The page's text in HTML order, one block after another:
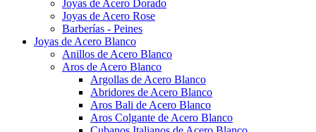
Joyas de Acero Dorado
Joyas de Acero Rose
Barberías - Peines
Joyas de Acero Blanco
Anillos de Acero Blanco
Aros de Acero Blanco
Argollas de Acero Blanco
Abridores de Acero Blanco
Aros Bali de Acero Blanco
Aros Colgante de Acero Blanco